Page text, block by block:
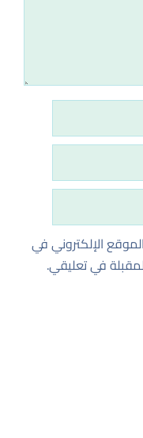
الإلكتروني في
في تعليقي.